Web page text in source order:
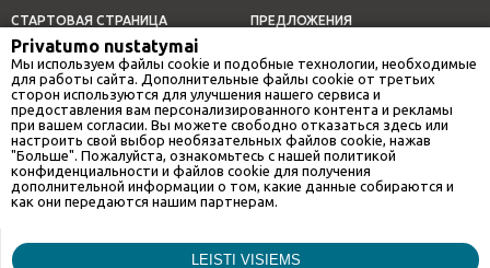
Privatumo nustatymai
Мы используем файлы cookie и подобные технологии, необходимые
для работы сайта. Дополнительные файлы cookie от третьих
сторон используются для улучшения нашего сервиса и
предоставления вам персонализированного контента и рекламы
при вашем согласии. Вы можете свободно отказаться здесь или
настроить свой выбор необязательных файлов cookie, нажав
"Больше". Пожалуйста, ознакомьтесь с нашей политикой
конфиденциальности и файлов cookie для получения
дополнительной информации о том, какие данные собираются и
как они передаются нашим партнерам.
Маркетинг
LEISTI VISIEMS
СТАРТОВАЯ СТРАНИЦА
СПЕЦИАЛЬНЫЕ ПРЕДЛОЖЕНИЯ
НАШИ РЕСТОРАНЫ
ИНФОРМАЦИЯ
ПРЕДЛОЖЕНИЯ
ОБЕДЕННОЕ ПРЕДЛОЖЕНИЕ
НАШИ РЕСТОРАНЫ
GAN BEI CITY